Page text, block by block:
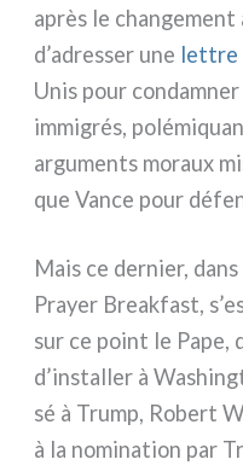
après le
d’adresser une let­tre
Unis pour
immi­grés,
argu­men­ts moraux
que Vance pour
Mais ce der­nier,
Prayer Breakfast,
sur ce point le Pape,
d’installer à
sé à Trump, Robert
à la nomi­na­tion par